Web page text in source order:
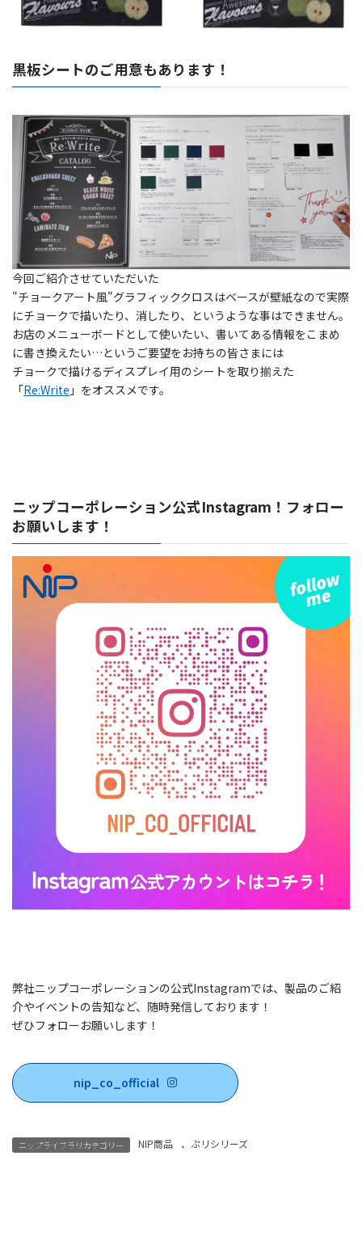
黒板シートのご用意もあります！
今回ご紹介させていただいた
"チョークアート風"グラフィッククロスはベースが壁紙なので実際
にチョークで描いたり、消したり、というような事はできません。
お店のメニューボードとして使いたい、書いてある情報をこまめ
に書き換えたい…というご要望をお持ちの皆さまには
チョークで描けるディスプレイ用のシートを取り揃えた
「Re:Write 」をオススメです。
ニップコーポレーション公式Instagram！フォロー
お願いします！
弊社ニップコーポレーションの公式Instagramでは、製品のご紹
介やイベントの告知など、随時発信しております！
ぜひフォローお願いします！
nip_co_official
ニップライブラリカテゴリー NIP商品 、 ぷリシリーズ